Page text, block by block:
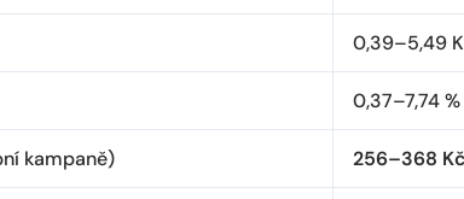
0,39–5,49
0,37–7,74 %
kampaně) 256–368 Kč